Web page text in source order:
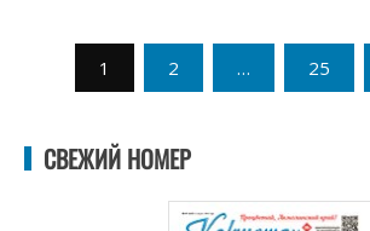
Пагинация
записей
1 2 … 25
СВЕЖИЙ НОМЕР